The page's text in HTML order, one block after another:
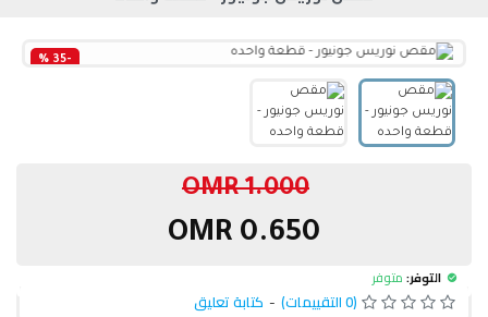
-35 %
التوفر: متوفر
(0 التقييمات) - كتابة تعليق
0.650 OMR
1.000 OMR